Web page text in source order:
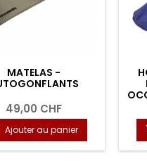
MATELAS -
49,00 CHF
Ajouter au panier